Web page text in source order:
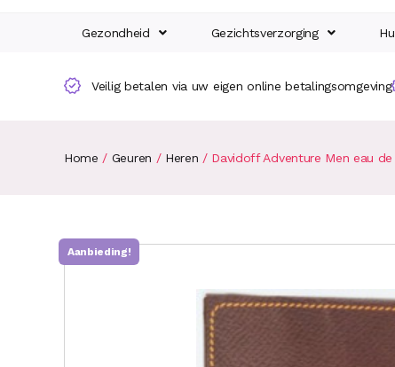
Gezondheid Gezichtsverzorging
Veilig betalen via uw eigen online betalingsomgeving
Home / Geuren / Heren / Davidoff Adventure Men eau
Aanbieding!